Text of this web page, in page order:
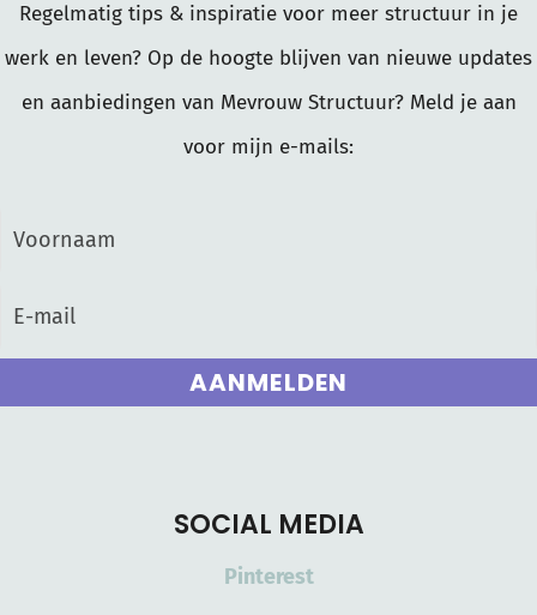
Regelmatig tips & inspiratie voor meer structuur in je
werk en leven? Op de hoogte blijven van nieuwe updates
en aanbiedingen van Mevrouw Structuur? Meld je aan
voor mijn e-mails:
AANMELDEN
SOCIAL MEDIA
Pinterest